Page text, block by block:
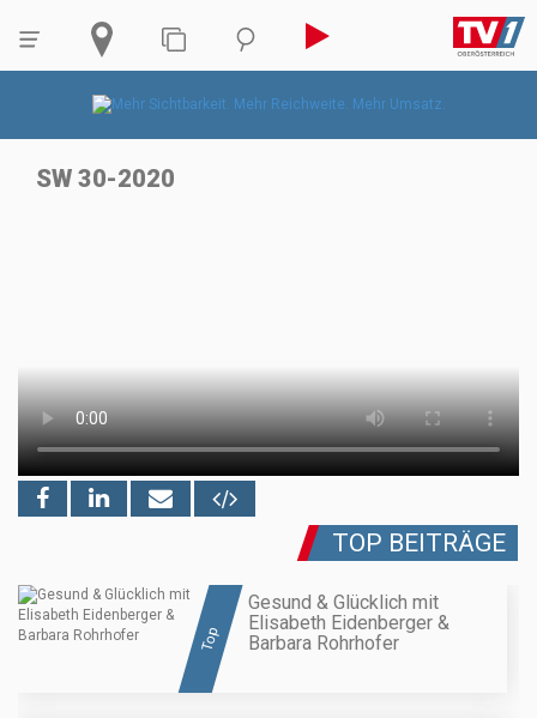
SW 30-2020
TOP BEITRÄGE
Top
Gesund & Glücklich mit
Elisabeth Eidenberger &
Barbara Rohrhofer